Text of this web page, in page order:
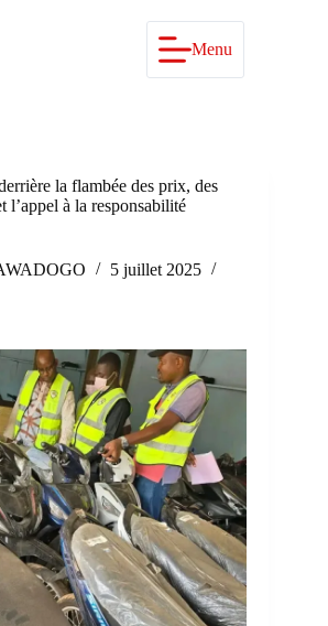
Menu
la flambée des prix, des
l’appel à la responsabilité
5 juillet 2025